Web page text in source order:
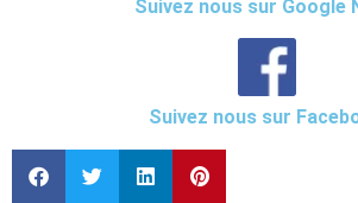
Suivez nous sur Google
Suivez nous sur